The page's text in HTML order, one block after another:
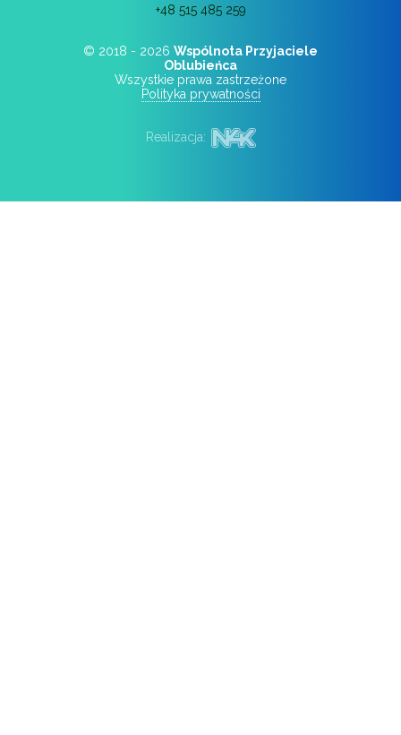
+48 515 485 259
© 2018 - 2026 Wspólnota Przyjaciele
Oblubieńca
Wszystkie prawa zastrzeżone
Polityka prywatności
Realizacja: